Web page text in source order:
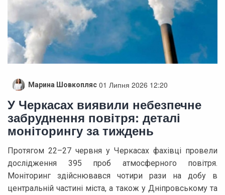
Марина Шовкопляс 01 Липня 2026 12:20
У Черкасах виявили небезпечне
забруднення повітря: деталі
моніторингу за тиждень
Протягом 22–27 червня у Черкасах фахівці провели
дослідження 395 проб атмосферного повітря.
Моніторинг здійснювався чотири рази на добу в
центральній частині міста, а також у Дніпровському та